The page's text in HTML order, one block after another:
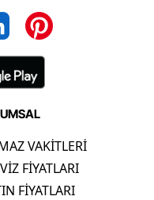
VAKİTLERİ
FİYATLARI
FİYATLARI